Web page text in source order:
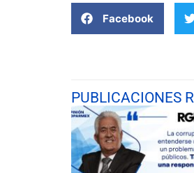
Facebook
PUBLICACIONES